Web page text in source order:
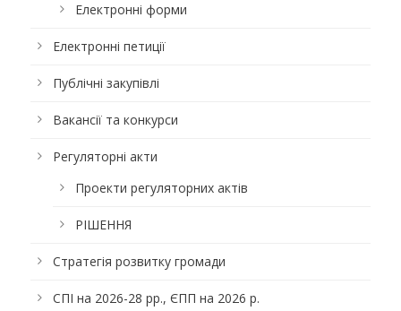
Електронні форми
Електронні петиції
Публічні закупівлі
Вакансії та конкурси
Регуляторні акти
Проекти регуляторних актів
РІШЕННЯ
Стратегія розвитку громади
СПІ на 2026-28 рр., ЄПП на 2026 р.